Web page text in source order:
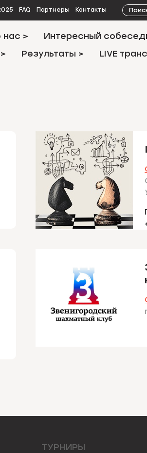
FAQ Партнеры Контакты
>
Интересный
Результаты > LIVE
ТУРНИРЫ